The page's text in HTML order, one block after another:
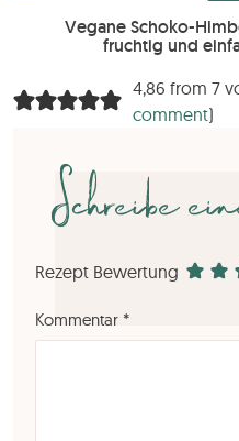
Vegane Schoko-
fruchtig und
4,86 from 7
comment)
Schreibe
Rezept Bewertung
Kommentar *